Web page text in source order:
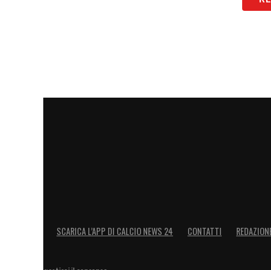
Ahanor un potenzialefuturo pilastro
SCARICA L’APP DI CALCIO NEWS 24 CONTATTI